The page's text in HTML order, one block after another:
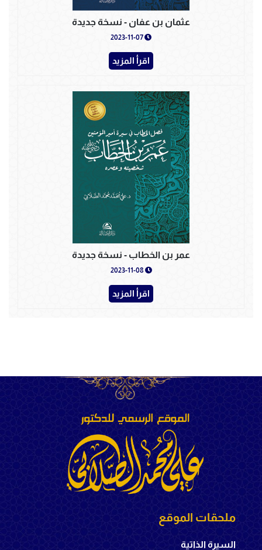
عثمان بن عفان - نسخة جديدة
اقرأ المزيد
عمر بن الخطاب - نسخة جديدة
اقرأ المزيد
ملحقات الموقع
السيرة الذاتية